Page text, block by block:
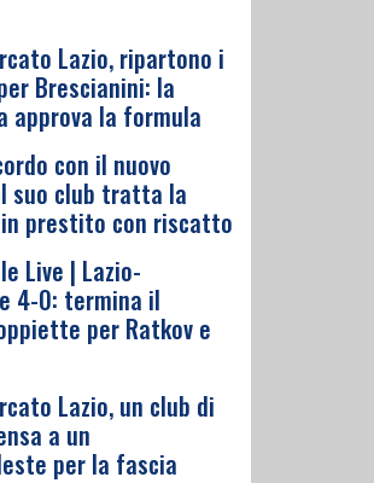
Lazio, ripartono i
Brescianini: la
approva la formula
con il nuovo
suo club tratta la
prestito con riscatto
Live | Lazio-
4-0: termina il
per Ratkov e
Lazio, un club di
a un
per la fascia